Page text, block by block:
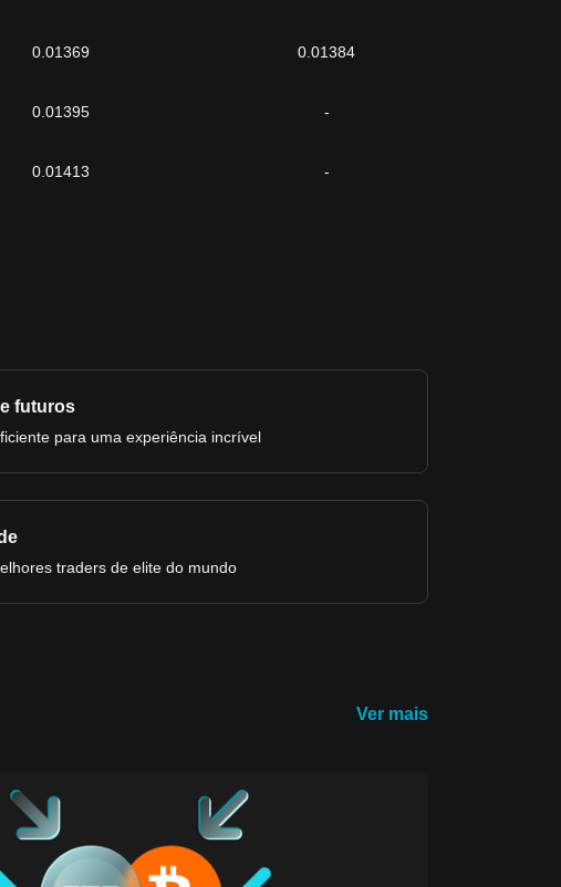
0.01369 0.01384
0.01395 -
0.01413 -
futuros
para uma experiência incrível
traders de elite do mundo
Ver mais